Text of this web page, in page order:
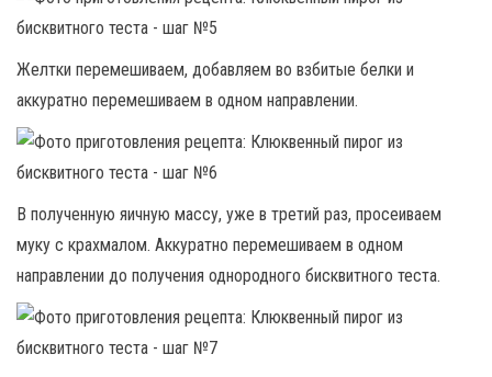
Желтки перемешиваем, добавляем во взбитые белки и
аккуратно перемешиваем в одном направлении.
В полученную яичную массу, уже в третий раз, просеиваем
муку с крахмалом. Аккуратно перемешиваем в одном
направлении до получения однородного бисквитного теста.